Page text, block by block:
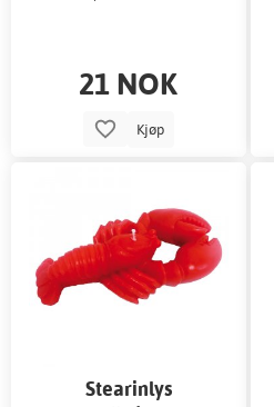
21 NOK
Kjøp
Stearinlys